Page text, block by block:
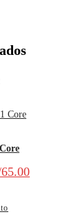
65.00